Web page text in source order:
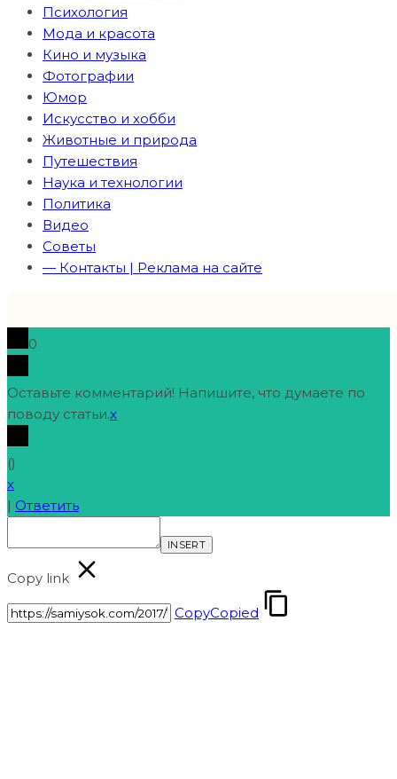
Психология
Мода и красота
Кино и музыка
Фотографии
Юмор
Искусство и хобби
Животные и природа
Путешествия
Наука и технологии
Политика
Видео
Советы
— Контакты | Реклама на сайте
0
Оставьте комментарий! Напишите, что думаете по
поводу статьи.x
()
x
| Ответить
INSERT
Copy link
CopyCopied